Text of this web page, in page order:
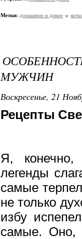
Метки: домашние и дикие
МУЖЧИН
Воскресенье, 21
Рецепты
Я,
легенды
самые
не только
избу
самые. Оно,